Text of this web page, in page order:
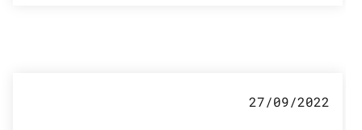
27/09/2022